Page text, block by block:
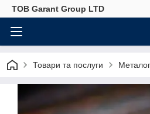
ТОВ Garant Group LTD
Товари та послуги